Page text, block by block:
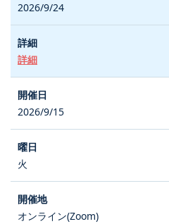
2026/9/24
詳細
2026/9/15
火
オンライン(Zoom)